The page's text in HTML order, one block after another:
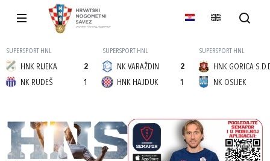
SUPERSPORT HNL
HNK RIJEKA
2
1
NK RUDEŠ
SUPERSPORT HNL
NK VARAŽDIN
2
1
HNK HAJDUK
SUPERSPORT HNL
HNK GORICA
NK OSIJEK